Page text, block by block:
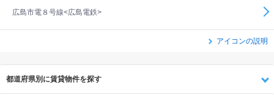
広島市電８号線<広島電鉄>
アイコンの説明
都道府県別に賃貸物件を探す